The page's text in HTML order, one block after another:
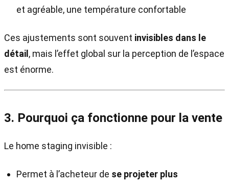
et agréable, une température confortable
Ces ajustements sont souvent invisibles dans le
détail , mais l’effet global sur la perception de l’espace
est énorme.
3. Pourquoi ça fonctionne pour la vente
Le home staging invisible :
Permet à l’acheteur de se projeter plus